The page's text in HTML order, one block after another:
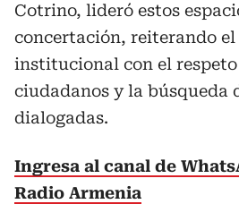
Cotrino, lideró estos
concertación, reiterando
institucional con el
ciudadanos y la búsqueda
dialogadas.
Ingresa al canal de
Radio Armenia